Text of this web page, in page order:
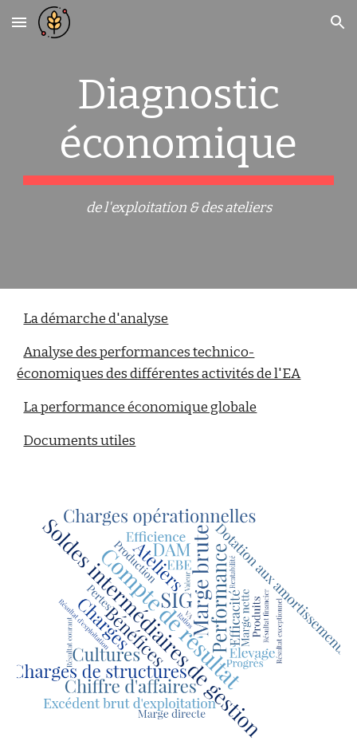
Skip to main content Skip to navigation
Diagnostic
économique
de l'exploitation & des ateliers
La démarche d'analyse
Analyse des performances technico-
économiques des différentes activités de l'EA
La performance économique globale
Documents utiles